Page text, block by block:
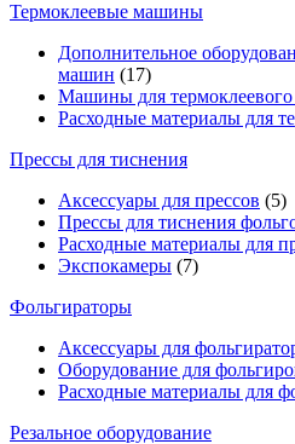
Термоклеевые машины
Дополнительное
машин (17)
Машины для термоклеевого
Расходные материалы для
Прессы для тиснения
Аксессуары для прессов (5)
Прессы для тиснения
Расходные материалы для
Экспокамеры (7)
Фольгираторы
Аксессуары для
Оборудование для
Расходные материалы для
Резальное оборудование